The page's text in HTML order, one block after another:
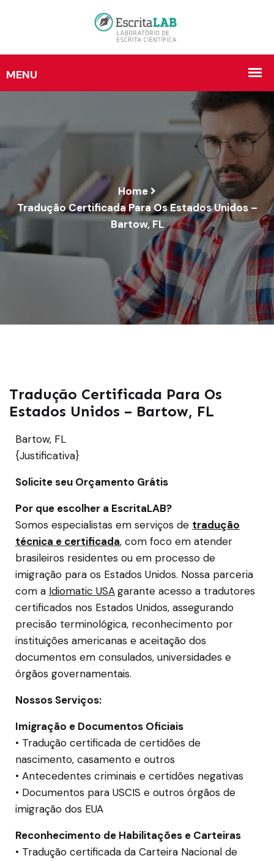
Home
Tradução Certificada Para Os Estados Unidos –
Bartow, FL
Tradução Certificada Para Os
Estados Unidos – Bartow, FL
Bartow, FL
{Justificativa}
Solicite seu Orçamento Grátis
Por que escolher a EscritaLAB?
Somos especialistas em serviços de tradução
técnica e certificada, com foco em atender
brasileiros residentes ou em processo de
imigração para os Estados Unidos. Nossa parceria
com a Idiomatic USAgarante acesso a tradutores
certificados nos Estados Unidos, assegurando
precisão terminológica, reconhecimento por
instituições americanas e aceitação dos
documentos em consulados, universidades e
órgãos governamentais.
Nossos Serviços:
Imigração e Documentos Oficiais
• Tradução certificada de certidões de
nascimento, casamento e outros
• Antecedentes criminais e certidões negativas
• Documentos para USCIS e outros órgãos de
imigração dos EUA
Reconhecimento de Habilitações e Carteiras
• Tradução certificada da Carteira Nacional de